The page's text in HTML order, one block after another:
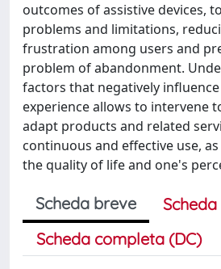
outcomes of assistive devices,
problems and limitations,
frustration among users and
problem of abandonment.
factors that negatively
experience allows to intervene
adapt products and related
continuous and effective use,
the quality of life and one's
Scheda breve
Scheda completa (DC)